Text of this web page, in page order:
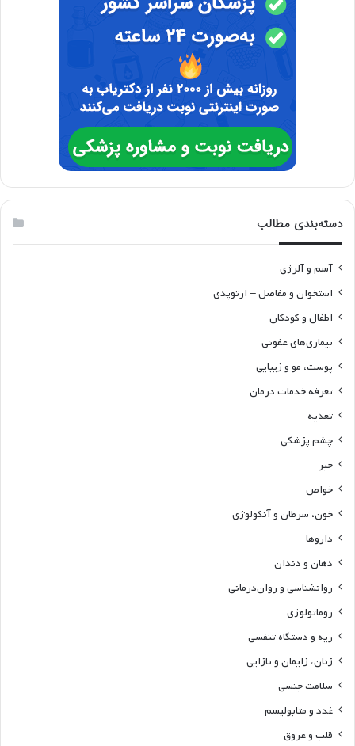
دسته‌بندی مطالب
آسم و آلرژی
استخوان و مفاصل – ارتوپدی
اطفال و کودکان
بیماری‌های عفونی
پوست، مو و زیبایی
تعرفه خدمات درمان
تغذیه
چشم پزشکی
خبر
خواص
خون، سرطان و آنکولوژی
داروها
دهان و دندان
روانشناسی و روان‌درمانی
روماتولوژی
ریه و دستگاه تنفسی
زنان، زایمان و نازایی
سلامت جنسی
غدد و متابولیسم
قلب و عروق